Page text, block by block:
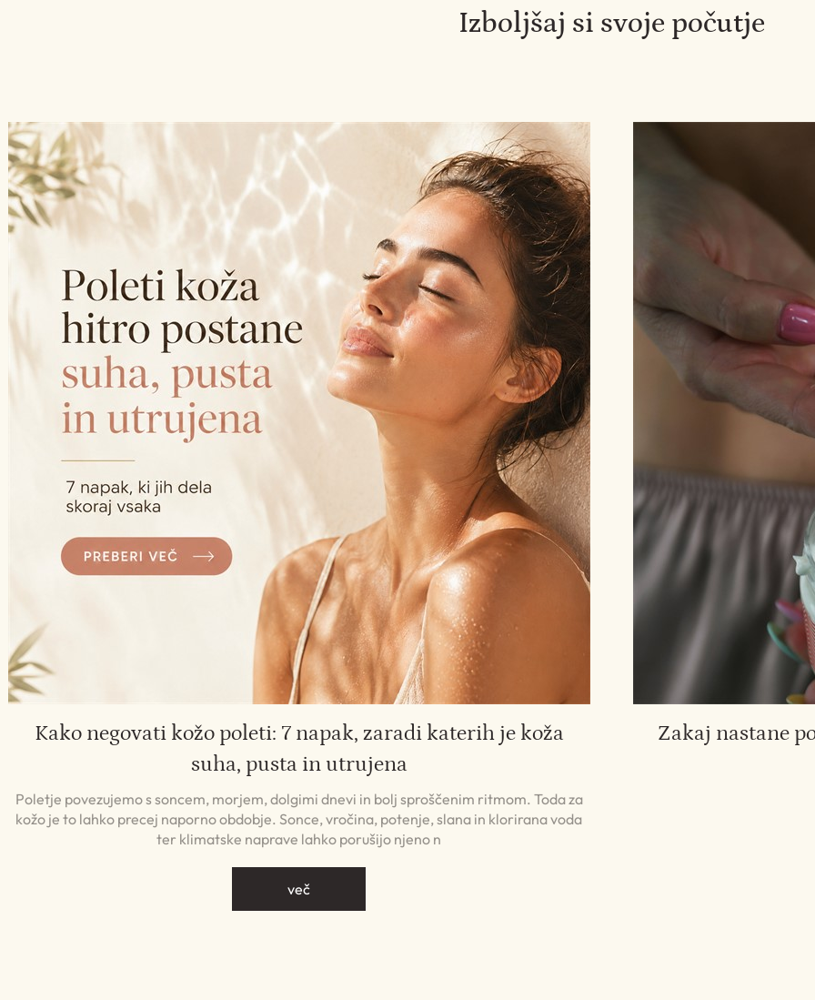
Izboljšaj si svoje počutje
Kako negovati kožo poleti: 7 napak, zaradi katerih je koža
suha, pusta in utrujena
Poletje povezujemo s soncem, morjem, dolgimi dnevi in bolj sproščenim ritmom. Toda za
kožo je to lahko precej naporno obdobje. Sonce, vročina, potenje, slana in klorirana voda
ter klimatske naprave lahko porušijo njeno n
več
Zakaj nastane